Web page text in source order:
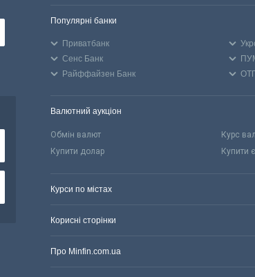
Популярні банки
Приватбанк
Сенс Банк
Райффайзен Банк
Валютний аукціон
Обмін валют Курс
Купити долар
Купити
Курси по містах
Корисні сторінки
Про Minfin.com.ua